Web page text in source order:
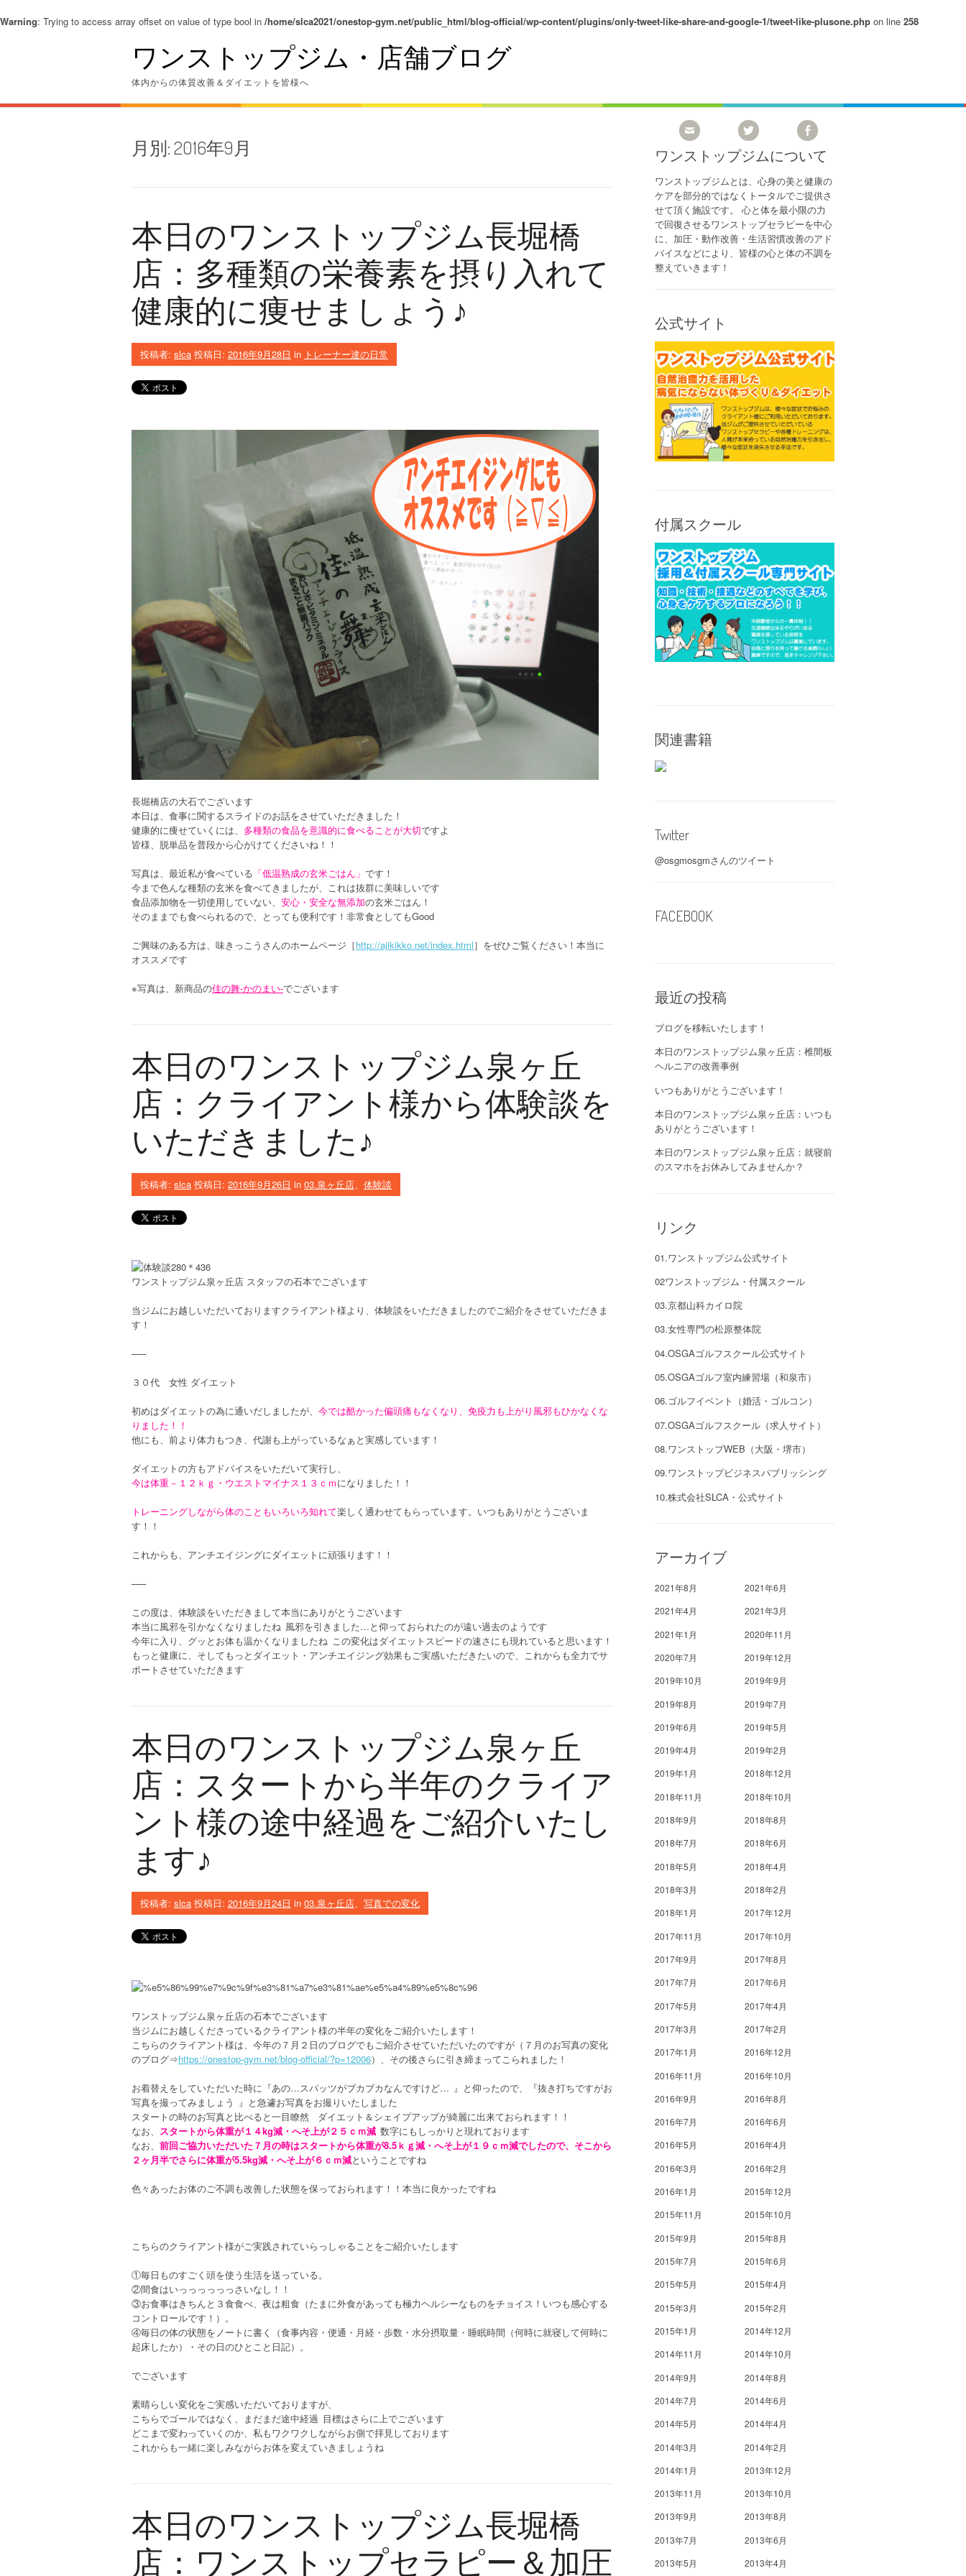
Warning: Trying to access array offset on value of type bool in /home/slca2021/onestop-gym.net/public_html/blog-official/wp-content/plugins/only-tweet-like-share-and-google-1/tweet-like-plusone.php on line 258
へ
ワンストップジム・店舗ブログ
体内からの体質改善＆ダイエットを皆様へ
月別:2016年9月
本日のワンストップジム長堀橋
店：多種類の栄養素を摂り入れて
健康的に痩せましょう♪
投稿者: slca 投稿日: 2016年9月28日 in トレーナー達の日常
長堀橋店の大石でございます
本日は、食事に関するスライドのお話をさせていただきました！
健康的に痩せていくには、 多種類の食品を意識的に食べることが大切ですよ
皆様、脱単品を普段から心がけてくださいね！！
写真は、最近私が食べている 「低温熟成の玄米ごはん」 です！
今まで色んな種類の玄米を食べてきましたが、これは抜群に美味しいです
食品添加物を一切使用していない、 安心・安全な無添加の玄米ごはん！
そのままでも食べられるので、とっても便利です！非常食としてもGood
ご興味のある方は、味きっこうさんのホームページ［http://ajikikko.net/index.html］をぜひご覧ください！本当に
オススメです
※写真は、新商品の佳の舞‐かのまい‐でございます
本日のワンストップジム泉ヶ丘
店：クライアント様から体験談を
いただきました♪
投稿者: slca 投稿日: 2016年9月26日 in 03.泉ヶ丘店、 体験談
ワンストップジム泉ヶ丘店 スタッフの石本でございます
当ジムにお越しいただいておりますクライアント様より、体験談をいただきましたのでご紹介をさせていただきま
す！
—–
３０代 女性 ダイエット
初めはダイエットの為に通いだしましたが、 今では酷かった偏頭痛もなくなり、免疫力も上がり風邪もひかなくな
りました！！
他にも、前より体力もつき、代謝も上がっているなぁと実感しています！
ダイエットの方もアドバイスをいただいて実行し、
今は体重－１２ｋｇ・ウエストマイナス１３ｃｍになりました！！
トレーニングしながら体のこともいろいろ知れて楽しく通わせてもらっています。いつもありがとうございま
す！！
これからも、アンチエイジングにダイエットに頑張ります！！
—–
この度は、体験談をいただきまして本当にありがとうございます
本当に風邪を引かなくなりましたね 風邪を引きました…と仰っておられたのが遠い過去のようです
今年に入り、グッとお体も温かくなりましたね この変化はダイエットスピードの速さにも現れていると思います！
もっと健康に、そしてもっとダイエット・アンチエイジング効果もご実感いただきたいので、これからも全力でサ
ポートさせていただきます
本日のワンストップジム泉ヶ丘
店：スタートから半年のクライア
ント様の途中経過をご紹介いたし
ます♪
投稿者: slca 投稿日: 2016年9月24日 in 03.泉ヶ丘店、 写真での変化
ワンストップジム泉ヶ丘店の石本でございます
当ジムにお越しくださっているクライアント様の半年の変化をご紹介いたします！
こちらのクライアント様は、今年の７月２日のブログでもご紹介させていただいたのですが（７月のお写真の変化
のブログ⇒https://onestop-gym.net/blog-official/?p=12006）、その後さらに引き締まってこられました！
お着替えをしていただいた時に『あの…スパッツがブカブカなんですけど… 』と仰ったので、『抜き打ちですがお
写真を撮ってみましょう
』と急遽お写真をお撮りいたしました
スタートの時のお写真と比べると一目瞭然
ダイエット＆シェイプアップが綺麗に出来ておられます！！
なお、
スタートから体重が１４kg減・へそ上が２５ｃｍ減 数字にもしっかりと現れております
なお、 前回ご協力いただいた７月の時はスタートから体重が8.5ｋｇ減・へそ上が１９ｃｍ減でしたので、そこから
２ヶ月半でさらに体重が5.5kg減・へそ上が６ｃｍ減ということですね
色々あったお体のご不調も改善した状態を保っておられます！！本当に良かったですね
こちらのクライアント様がご実践されていらっしゃることをご紹介いたします
①毎日ものすごく頭を使う生活を送っている。
②間食はいっっっっっっさいなし！！
③お食事はきちんと３食食べ、夜は粗食（たまに外食があっても極力ヘルシーなものをチョイス！いつも感心する
コントロールです！）。
④毎日の体の状態をノートに書く（食事内容・便通・月経・歩数・水分摂取量・睡眠時間（何時に就寝して何時に
起床したか）・その日のひとこと日記）。
でございます
素晴らしい変化をご実感いただいておりますが、
こちらでゴールではなく、まだまだ途中経過 目標はさらに上でございます
どこまで変わっていくのか、私もワクワクしながらお側で拝見しております
これからも一緒に楽しみながらお体を変えていきましょうね
本日のワンストップジム長堀橋
店：ワンストップセラピー＆加圧
ワンストップジムについて
ワンストップジムとは、心身の美と健康の
ケアを部分的ではなくトータルでご提供さ
せて頂く施設です。 心と体を最小限の力
で回復させるワンストップセラピーを中心
に、加圧・動作改善・生活習慣改善のアド
バイスなどにより、皆様の心と体の不調を
整えていきます！
公式サイト
付属スクール
関連書籍
Twitter
@osgmosgmさんのツイート
FACEBOOK
最近の投稿
ブログを移転いたします！
本日のワンストップジム泉ヶ丘店：椎間板
ヘルニアの改善事例
いつもありがとうございます！
本日のワンストップジム泉ヶ丘店：いつも
ありがとうございます！
本日のワンストップジム泉ヶ丘店：就寝前
のスマホをお休みしてみませんか？
リンク
01.ワンストップジム公式サイト
02ワンストップジム・付属スクール
03.京都山科カイロ院
03.女性専門の松原整体院
04.OSGAゴルフスクール公式サイト
05.OSGAゴルフ室内練習場（和泉市）
06.ゴルフイベント（婚活・ゴルコン）
07.OSGAゴルフスクール（求人サイト）
08.ワンストップWEB（大阪・堺市）
09.ワンストップビジネスパブリッシング
10.株式会社SLCA・公式サイト
アーカイブ
2021年8月
2021年6月
2021年4月
2021年3月
2021年1月
2020年11月
2020年7月
2019年12月
2019年10月
2019年9月
2019年8月
2019年7月
2019年6月
2019年5月
2019年4月
2019年2月
2019年1月
2018年12月
2018年11月
2018年10月
2018年9月
2018年8月
2018年7月
2018年6月
2018年5月
2018年4月
2018年3月
2018年2月
2018年1月
2017年12月
2017年11月
2017年10月
2017年9月
2017年8月
2017年7月
2017年6月
2017年5月
2017年4月
2017年3月
2017年2月
2017年1月
2016年12月
2016年11月
2016年10月
2016年9月
2016年8月
2016年7月
2016年6月
2016年5月
2016年4月
2016年3月
2016年2月
2016年1月
2015年12月
2015年11月
2015年10月
2015年9月
2015年8月
2015年7月
2015年6月
2015年5月
2015年4月
2015年3月
2015年2月
2015年1月
2014年12月
2014年11月
2014年10月
2014年9月
2014年8月
2014年7月
2014年6月
2014年5月
2014年4月
2014年3月
2014年2月
2014年1月
2013年12月
2013年11月
2013年10月
2013年9月
2013年8月
2013年7月
2013年6月
2013年5月
2013年4月